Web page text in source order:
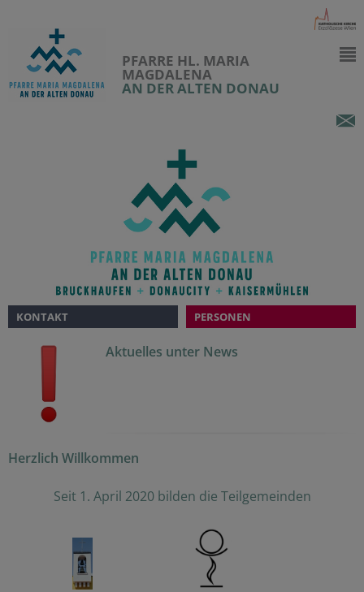
PFARRE HL. MARIA
MAGDALENA
AN DER ALTEN DONAU
KONTAKT PERSONEN
Aktuelles unter News
Herzlich Willkommen
Seit 1. April 2020 bilden die Teilgemeinden